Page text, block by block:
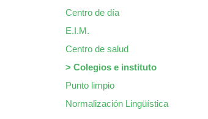
Centro de día
E.I.M.
Centro de salud
> Colegios e instituto
Punto limpio
Normalización Lingüística